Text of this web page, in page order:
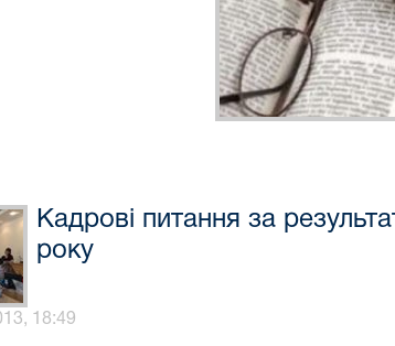
Кадрові питання за
року
18:49